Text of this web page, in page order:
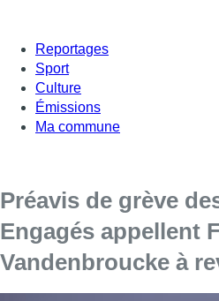
Reportages
Sport
Culture
Émissions
Ma commune
Préavis de grève
Engagés appellent
Vandenbroucke à